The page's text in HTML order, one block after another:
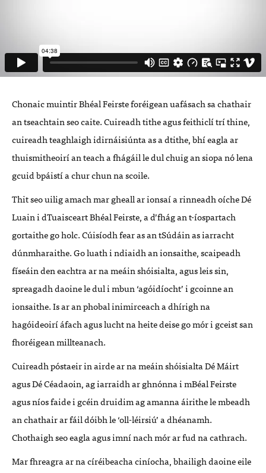
Chonaic muintir Bhéal Feirste foréigean uafásach sa chathair
an tseachtain seo caite. Cuireadh tithe agus feithiclí trí thine,
cuireadh teaghlaigh idirnáisiúnta as a dtithe, bhí eagla ar
thuismitheoirí an teach a fhágáil le dul chuig an siopa nó lena
gcuid bpáistí a chur chun na scoile.
Thit seo uilig amach mar gheall ar ionsaí a rinneadh oíche Dé
Luain i dTuaisceart Bhéal Feirste, a d’fhág an t-íospartach
gortaithe go holc. Cúisíodh fear as an tSúdáin as iarracht
dúnmharaithe. Go luath i ndiaidh an ionsaithe, scaipeadh
físeáin den eachtra ar na meáin shóisialta, agus leis sin,
spreagadh daoine le dul i mbun ‘agóidíocht’i gcoinne an
ionsaithe. Is ar an phobal inimirceach a dhírigh na
hagóideoirí áfach agus lucht na heite deise go mór i gceist san
fhoréigean millteanach.
Cuireadh póstaeir in airde ar na meáin shóisialta Dé Máirt
agus Dé Céadaoin, ag iarraidh ar ghnónna i mBéal Feirste
agus níos faide i gcéin druidim ag amanna áirithe le mbeadh
an chathair ar fáil dóibh le ‘oll-léirsiú’a dhéanamh.
Chothaigh seo eagla agus imní nach mór ar fud na cathrach.
Mar fhreagra ar na círéibeacha ciníocha, bhailigh daoine eile